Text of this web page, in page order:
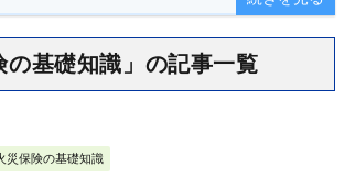
の基礎知識」の記事一覧
災保険の基礎知識